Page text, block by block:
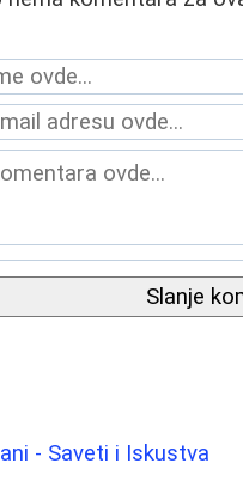
Slanje
- Saveti i Iskustva